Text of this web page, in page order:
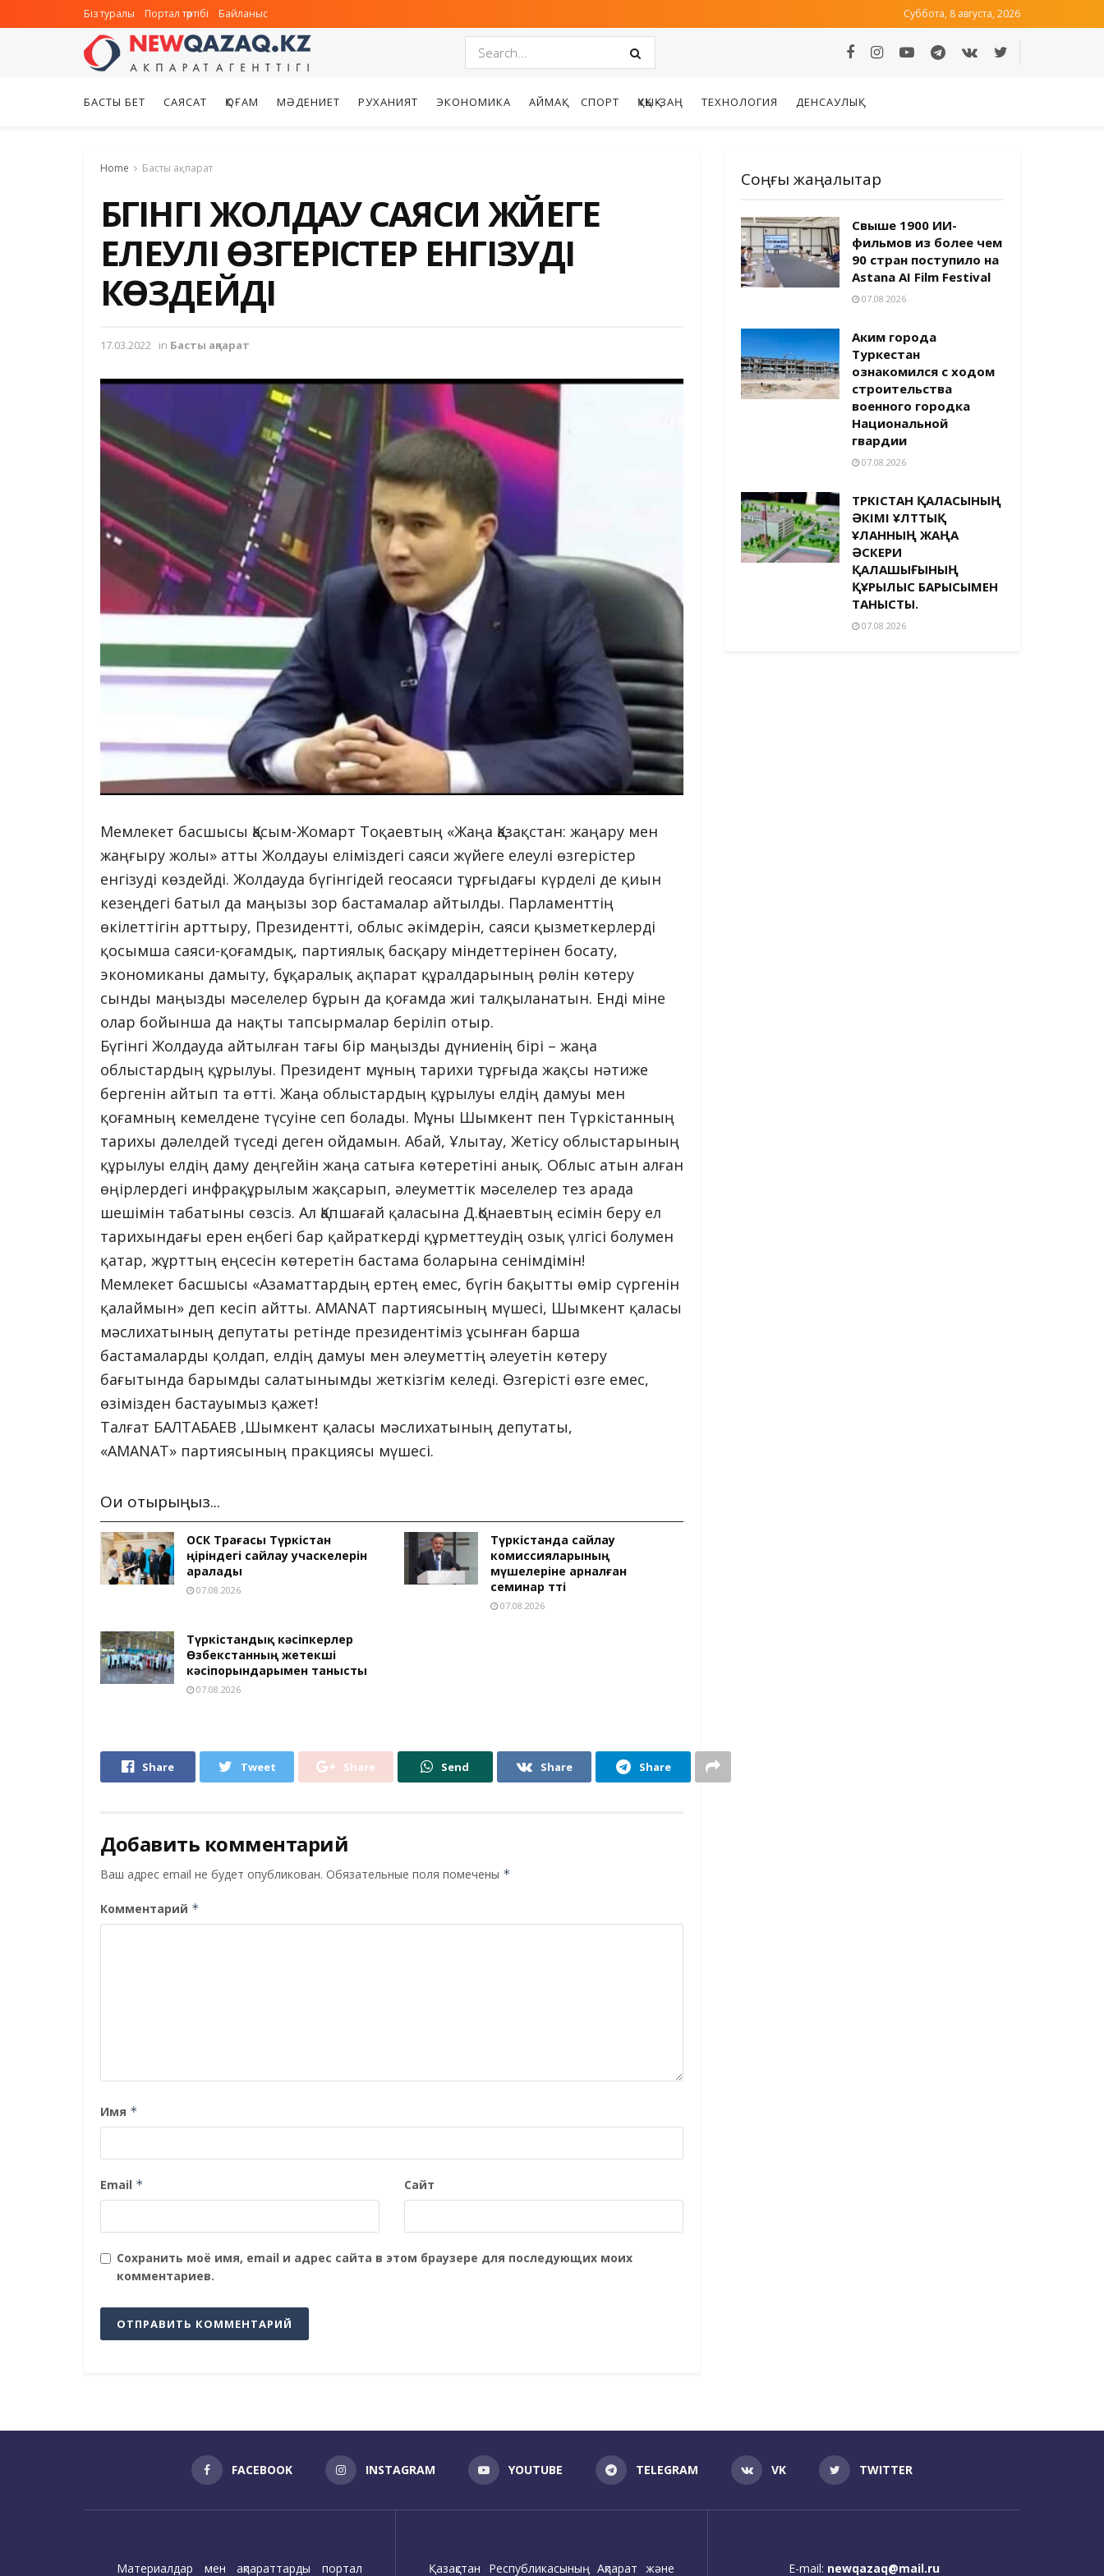
Біз туралы Портал тәртібі Байланыс Суббота, 8 августа, 2026
БАСТЫ БЕТ САЯСАТ ҚОҒАМ МӘДЕНИЕТ РУХАНИЯТ ЭКОНОМИКА АЙМАҚ СПОРТ ҚҰҚЫҚ-ЗАҢ ТЕХНОЛОГИЯ ДЕНСАУЛЫҚ
Home Басты ақпарат
БҮГІНГІ ЖОЛДАУ САЯСИ ЖҮЙЕГЕ
ЕЛЕУЛІ ӨЗГЕРІСТЕР ЕНГІЗУДІ
КӨЗДЕЙДІ
17.03.2022 in Басты ақпарат
Мемлекет басшысы Қасым-Жомарт Тоқаевтың «Жаңа Қазақстан: жаңару мен
жаңғыру жолы» атты Жолдауы еліміздегі саяси жүйеге елеулі өзгерістер
енгізуді көздейді. Жолдауда бүгінгідей геосаяси тұрғыдағы күрделі де қиын
кезеңдегі батыл да маңызы зор бастамалар айтылды. Парламенттің
өкілеттігін арттыру, Президентті, облыс әкімдерін, саяси қызметкерлерді
қосымша саяси-қоғамдық, партиялық басқару міндеттерінен босату,
экономиканы дамыту, бұқаралық ақпарат құралдарының рөлін көтеру
сынды маңызды мәселелер бұрын да қоғамда жиі талқыланатын. Енді міне
олар бойынша да нақты тапсырмалар беріліп отыр.
Бүгінгі Жолдауда айтылған тағы бір маңызды дүниенің бірі – жаңа
облыстардың құрылуы. Президент мұның тарихи тұрғыда жақсы нәтиже
бергенін айтып та өтті. Жаңа облыстардың құрылуы елдің дамуы мен
қоғамның кемелдене түсуіне сеп болады. Мұны Шымкент пен Түркістанның
тарихы дәлелдей түседі деген ойдамын. Абай, Ұлытау, Жетісу облыстарының
құрылуы елдің даму деңгейін жаңа сатыға көтеретіні анық. Облыс атын алған
өңірлердегі инфрақұрылым жақсарып, әлеуметтік мәселелер тез арада
шешімін табатыны сөзсіз. Ал Қапшағай қаласына Д.Қонаевтың есімін беру ел
тарихындағы ерен еңбегі бар қайраткерді құрметтеудің озық үлгісі болумен
қатар, жұрттың еңсесін көтеретін бастама боларына сенімдімін!
Мемлекет басшысы «Азаматтардың ертең емес, бүгін бақытты өмір сүргенін
қалаймын» деп кесіп айтты. AMANAT партиясының мүшесі, Шымкент қаласы
мәслихатының депутаты ретінде президентіміз ұсынған барша
бастамаларды қолдап, елдің дамуы мен әлеуметтің әлеуетін көтеру
бағытында барымды салатынымды жеткізгім келеді. Өзгерісті өзге емес,
өзімізден бастауымыз қажет!
Талғат БАЛТАБАЕВ ,Шымкент қаласы мәслихатының депутаты,
«AMANAT» партиясының пракциясы мүшесі.
Оқи отырыңыз...
ОСК Төрағасы Түркістан
өңіріндегі сайлау учаскелерін
аралады
07.08.2026
Түркістанда сайлау
комиссияларының
мүшелеріне арналған
семинар өтті
07.08.2026
Түркістандық кәсіпкерлер
Өзбекстанның жетекші
кәсіпорындарымен танысты
07.08.2026
Share Tweet Share Send Share Share
Добавить комментарий
Ваш адрес email не будет опубликован. Обязательные поля помечены *
Комментарий *
Имя *
Email * Сайт
Сохранить моё имя, email и адрес сайта в этом браузере для последующих моих
комментариев.
Соңғы жаңалықтар
Свыше 1900 ИИ-
фильмов из более чем
90 стран поступило на
Astana AI Film Festival
07.08.2026
Аким города
Туркестан
ознакомился с ходом
строительства
военного городка
Национальной
гвардии
07.08.2026
ТҮРКІСТАН ҚАЛАСЫНЫҢ
ӘКІМІ ҰЛТТЫҚ
ҰЛАННЫҢ ЖАҢА
ӘСКЕРИ
ҚАЛАШЫҒЫНЫҢ
ҚҰРЫЛЫС БАРЫСЫМЕН
ТАНЫСТЫ.
07.08.2026
FACEBOOK INSTAGRAM YOUTUBE TELEGRAM VK TWITTER
Материалдар мен ақпараттарды портал Қазақстан Республикасының Ақпарат және E-mail: newqazaq@mail.ru